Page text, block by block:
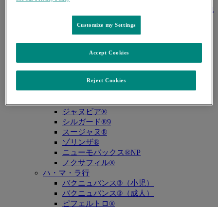
キイトルーダ®（原発性縦隔大細胞型B細胞
キイトルーダ®（MSI-High固形癌）
キイトルーダ®（TMB-High固形癌）
キュビシン®
サ・タ・ナ行
ザバクサ®
ジャヌビア®
シルガード®9
スージャヌ®
ゾリンザ®
ニューモバックス®NP
ノクサフィル®
ハ・マ・ラ行
バクニュバンス®（小児）
バクニュバンス®（成人）
ピフェルトロ®
Customize my Settings
Reject Cookies
Accept Cookies